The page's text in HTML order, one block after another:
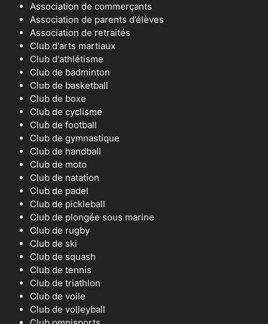
Association de commerçants
Association de parents d’élèves
Association de retraités
Club d'arts martiaux
Club d'athlétisme
Club de badminton
Club de basketball
Club de boxe
Club de cyclisme
Club de football
Club de gymnastique
Club de handball
Club de moto
Club de natation
Club de padel
Club de pickleball
Club de plongée sous marine
Club de rugby
Club de ski
Club de squash
Club de tennis
Club de triathlon
Club de voile
Club de volleyball